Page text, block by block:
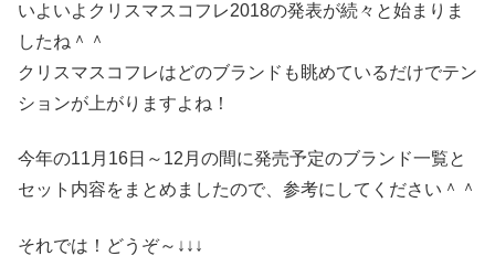
いよいよクリスマスコフレ2018の発表が続々と始まりま
したね＾＾
クリスマスコフレはどのブランドも眺めているだけでテン
ションが上がりますよね！
今年の11月16日～12月の間に発売予定のブランド一覧と
セット内容をまとめましたので、参考にしてください＾＾
それでは！どうぞ～↓↓↓